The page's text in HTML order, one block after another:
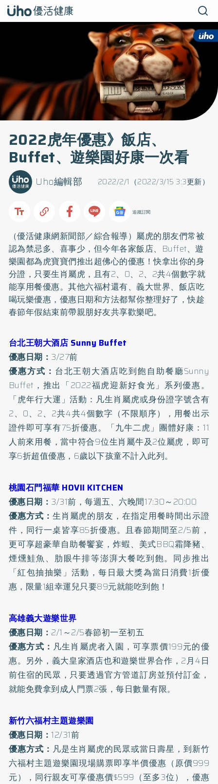
2022虎年優惠》飯店、
Buffet、遊樂園好康一次看
2022/2/1（2022/3/15 3:3更新）
Uho編輯部
追蹤訂閱
（優活健康網新聞部／綜合報導）屬虎的朋友們常被
認為禁忌多、喜事少，但今年各家飯店、Buffet、遊
樂園都為虎寶寶們推出超佛心的優惠！快拿出你的身
分證，只要生肖屬虎，且有2、0、2、2共4個數字就
能享用餐優惠。其他六福村還有、義大世界、飯店吃
喝玩樂優惠，優惠日期和方法都幫你整理好了，快趁
春節年假結束前帶親朋好友共享歡樂吧。
台北王朝大酒店 Sunny Buffet
優惠日期： 3/27前
優惠方式： 台北王朝大酒店吃到飽自助餐廳Sunny
Buffet，推出「2022福虎迎新好食光」系列優惠。
「虎年行大運」活動：凡生肖屬虎或身份證字號含有
2、0、2、2共4共4個數字（不限順序），用餐出示
證件即可享有75折優惠。「九牛二虎」團體好康：11
人前來用餐，當中符合9位生肖屬牛及2位屬虎，即可
享6折超值優惠，6歲以下孩童不計入此列。
桃園石門福華 HOVII KITCHEN
優惠日期： 3/31前，每週五、六晚間17:30～20:00
優惠方式： 生肖屬虎的朋友，在指定用餐時間出示證
件，同行一桌皆享85折優惠。且春節期間至2/5前，
更可享超豪華自助餐饗宴，炸蝦、美式BBQ霜降豬、
煙燻鮭魚、肋眼牛排等澎湃大餐吃到飽。同步推出
「紅包抽抽樂」活動，每日最大獎為當日消費1折優
惠，限量1組幸運兒只要89元就能吃到飽！
高雄義大遊樂世界
優惠日期： 2/1～2/5春節初一至初五
優惠方式： 凡生肖屬虎者入園，可享票價199元的優
惠。另外，義大皇家酒店也和遊樂世界合作，2月4日
前住宿的民眾，只要透過官方管道訂房並預付訂金，
就能免費拿到成人門票2張，每日數量有限。
新竹六福村主題遊樂園
優惠日期：12/31前
優惠方式： 凡是生肖屬虎的民眾或當日壽星，到新竹
六福村主題遊樂園現場購票即享半價優惠（原價999
元），同行親友可享優惠價$599（至多3位），優惠